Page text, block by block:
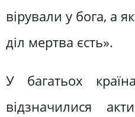
вірували у бога, а
діл мертва єсть».
У багатьох
відзначилися